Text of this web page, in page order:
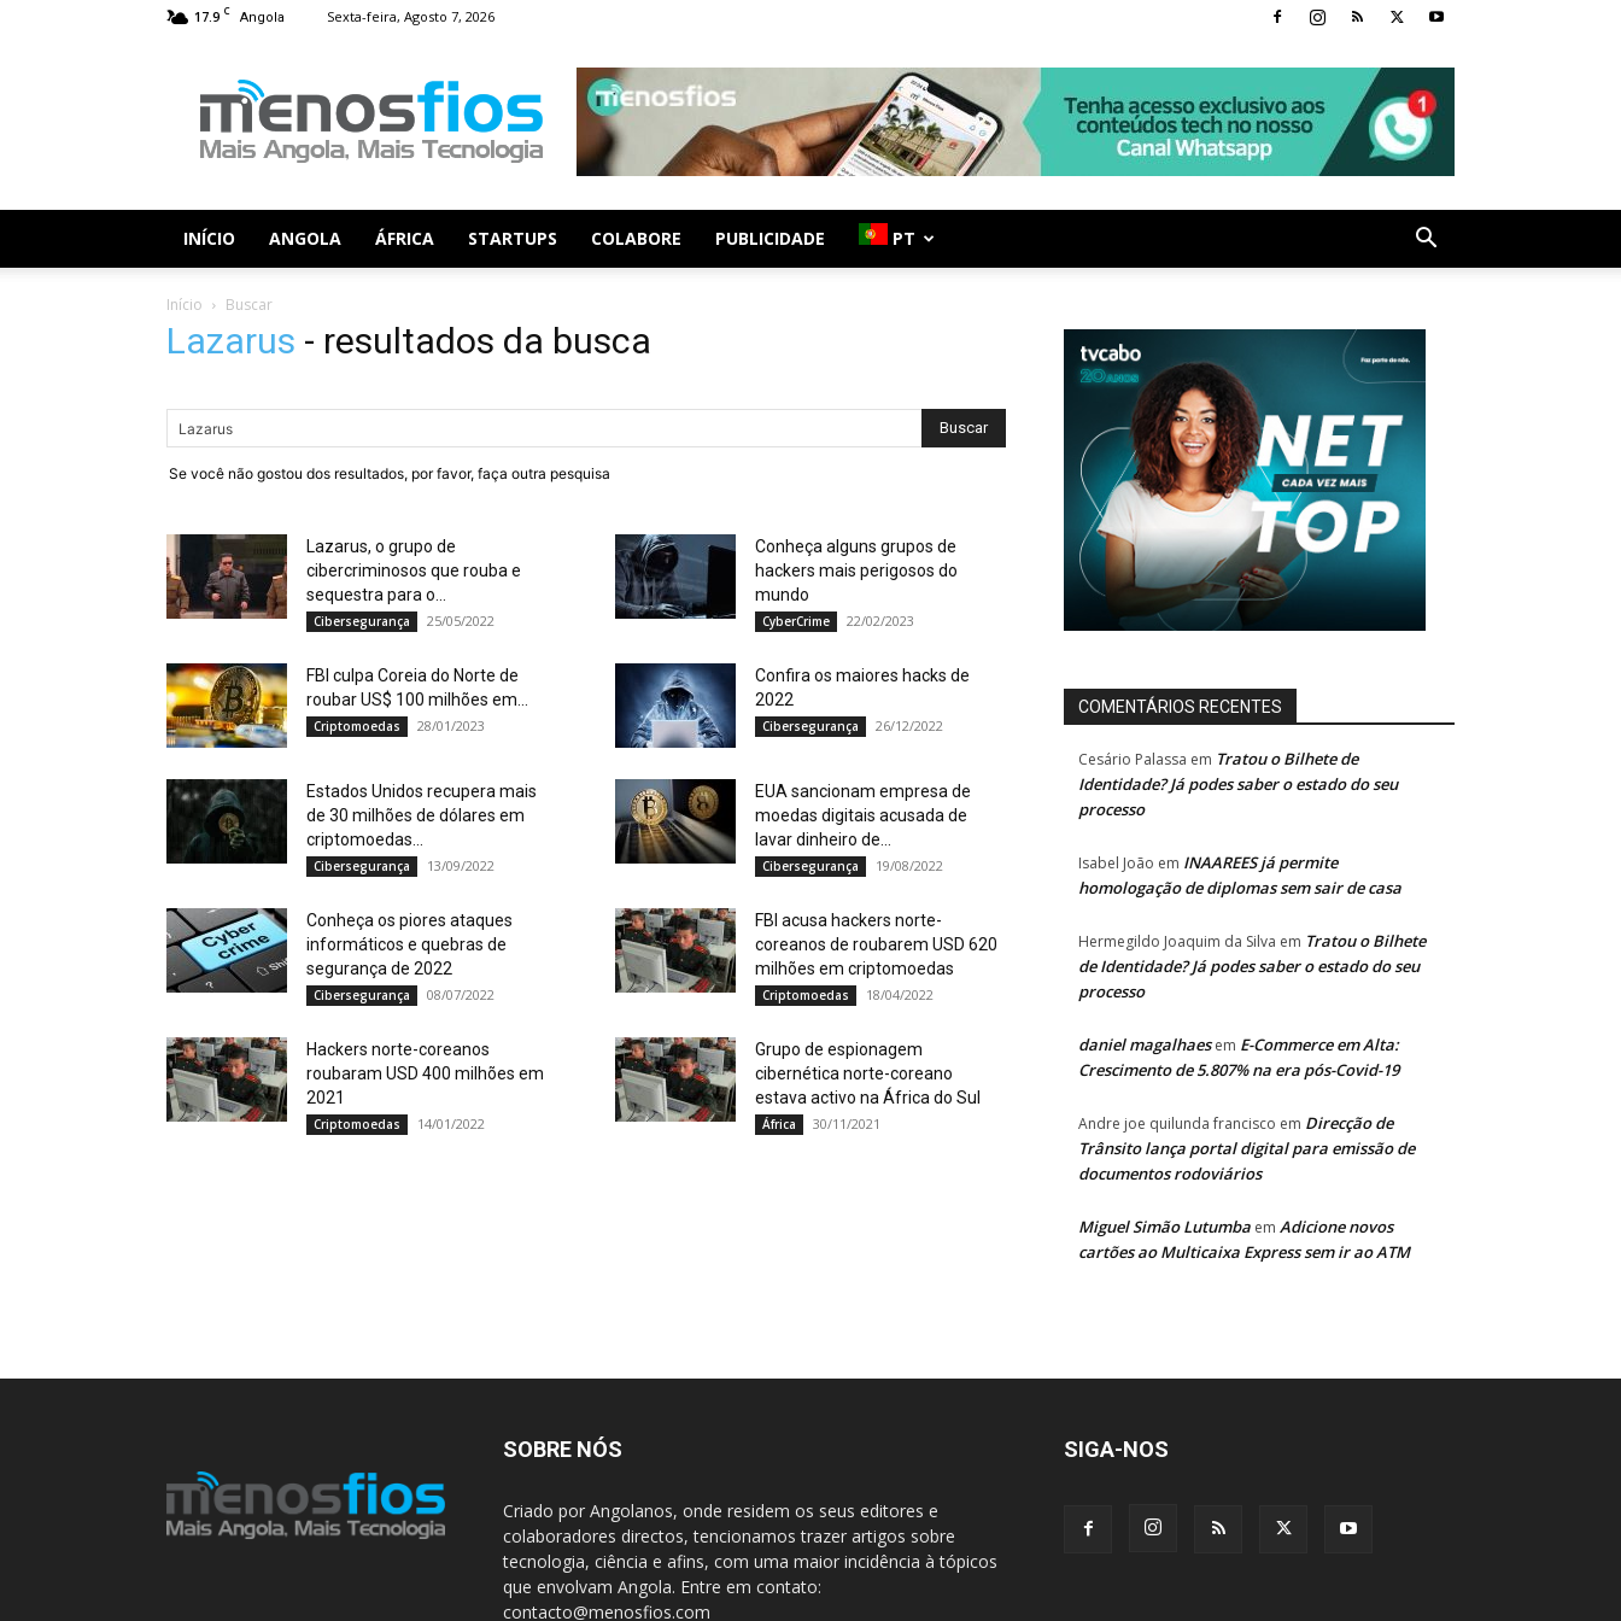
17.9 C Angola Sexta-feira, Agosto 7, 2026
Fios
INÍCIO ANGOLA ÁFRICA STARTUPS COLABORE PUBLICIDADE PT
Início Buscar
Lazarus - resultados da busca
Se você não gostou dos resultados, por favor, faça outra pesquisa
Lazarus, o grupo de
cibercriminosos que rouba e
sequestra para o...
Cibersegurança 25/05/2022
Conheça alguns grupos de
hackers mais perigosos do
mundo
CyberCrime 22/02/2023
FBI culpa Coreia do Norte de
roubar US$ 100 milhões em...
Criptomoedas 28/01/2023
Confira os maiores hacks de
2022
Cibersegurança 26/12/2022
Estados Unidos recupera mais
de 30 milhões de dólares em
criptomoedas...
Cibersegurança 13/09/2022
EUA sancionam empresa de
moedas digitais acusada de
lavar dinheiro de...
Cibersegurança 19/08/2022
Conheça os piores ataques
informáticos e quebras de
segurança de 2022
Cibersegurança 08/07/2022
FBI acusa hackers norte-
coreanos de roubarem USD 620
milhões em criptomoedas
Criptomoedas 18/04/2022
Hackers norte-coreanos
roubaram USD 400 milhões em
2021
Criptomoedas 14/01/2022
Grupo de espionagem
cibernética norte-coreano
estava activo na África do Sul
África 30/11/2021
COMENTÁRIOS RECENTES
Cesário Palassa em Tratou o Bilhete de
Identidade? Já podes saber o estado do seu
processo
Isabel João em INAAREES já permite
homologação de diplomas sem sair de casa
Hermegildo Joaquim da Silva em Tratou o Bilhete
de Identidade? Já podes saber o estado do seu
processo
daniel magalhaesem E-Commerce em Alta:
Crescimento de 5.807% na era pós-Covid-19
Andre joe quilunda francisco em Direcção de
Trânsito lança portal digital para emissão de
documentos rodoviários
Miguel Simão Lutumba em Adicione novos
cartões ao Multicaixa Express sem ir ao ATM
SOBRE NÓS
Criado por Angolanos, onde residem os seus editores e
colaboradores directos, tencionamos trazer artigos sobre
tecnologia, ciência e afins, com uma maior incidência à tópicos
que envolvam Angola. Entre em contato:
contacto@menosfios.com
SIGA-NOS